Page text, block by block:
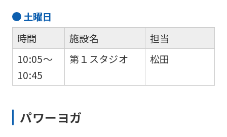
土曜日
時間
10:05～
10:45
施設名
第１スタジオ
担当
松田
パワーヨガ
return
to
the